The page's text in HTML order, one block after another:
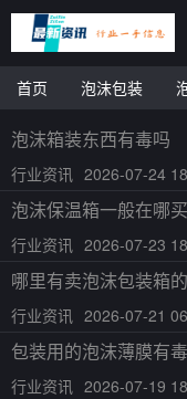
首页 泡沫包装
泡沫箱装东西有毒吗
行业资讯 2026-07-24
泡沫保温箱一般在哪
行业资讯 2026-07-23
哪里有卖泡沫包装箱
行业资讯 2026-07-21
包装用的泡沫薄膜有
行业资讯 2026-07-19